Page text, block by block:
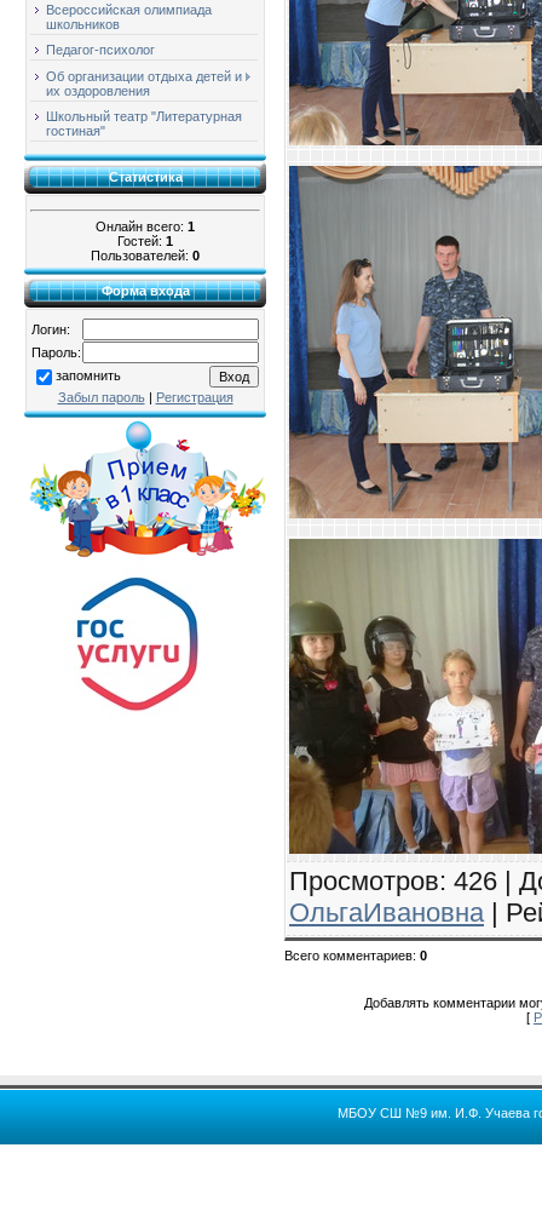
Всероссийская олимпиада
школьников
Педагог-психолог
Об организации отдыха детей и
их оздоровления
Школьный театр "Литературная
гостиная"
Статистика
Онлайн всего: 1
Гостей: 1
Пользователей: 0
Форма входа
Логин:
Пароль:
запомнить
Забыл пароль| Регистрация
Просмотров: 426 |
ОльгаИвановна |
Всего комментариев: 0
Добавлять комментарии
[
МБОУ СШ №9 им. И.Ф. Учаева